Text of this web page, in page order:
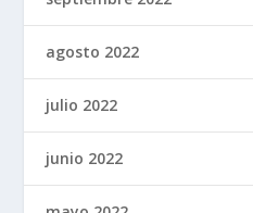
agosto 2022
julio 2022
junio 2022